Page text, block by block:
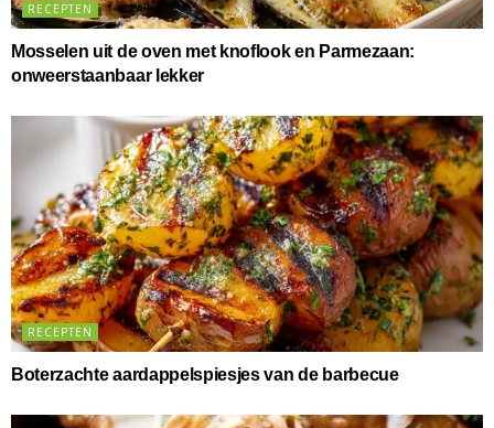
RECEPTEN
Mosselen uit de oven met knoflook en Parmezaan:
onweerstaanbaar lekker
RECEPTEN
Boterzachte aardappelspiesjes van de barbecue